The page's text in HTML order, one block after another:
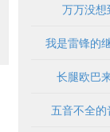
万万没想
我是雷锋的
长腿欧巴
五音不全的